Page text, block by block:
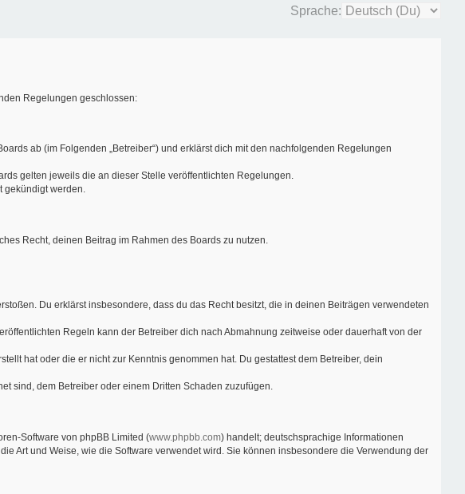
Sprache:
Regelungen geschlossen:
ab (im Folgenden „Betreiber“) und erklärst dich mit den nachfolgenden Regelungen
gelten jeweils die an dieser Stelle veröffentlichten Regelungen.
gekündigt werden.
Recht, deinen Beitrag im Rahmen des Boards zu nutzen.
Du erklärst insbesondere, dass du das Recht besitzt, die in deinen Beiträgen verwendeten
Regeln kann der Betreiber dich nach Abmahnung zeitweise oder dauerhaft von der
hat oder die er nicht zur Kenntnis genommen hat. Du gestattest dem Betreiber, dein
sind, dem Betreiber oder einem Dritten Schaden zuzufügen.
Software von phpBB Limited (www.phpbb.com) handelt; deutschsprachige Informationen
Art und Weise, wie die Software verwendet wird. Sie können insbesondere die Verwendung der